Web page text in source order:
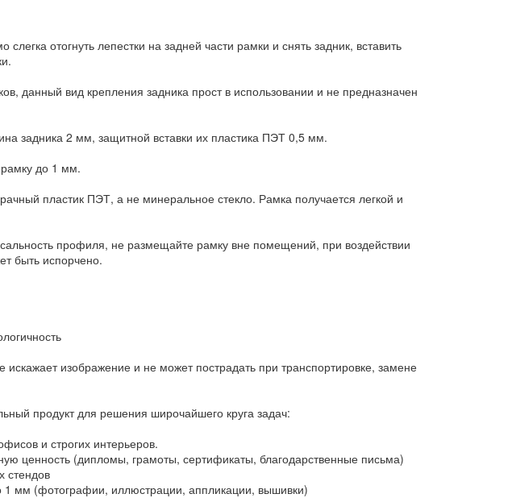
отогнуть лепестки на задней части рамки и снять задник, вставить
данный вид крепления задника прост в использовании и не предназначен
2 мм, защитной вставки их пластика ПЭТ 0,5 мм.
до 1 мм.
пластик ПЭТ, а не минеральное стекло. Рамка получается легкой и
профиля, не размещайте рамку вне помещений, при воздействии
быть испорчено.
изображение и не может пострадать при транспортировке, замене
продукт для решения широчайшего круга задач:
и строгих интерьеров.
(дипломы, грамоты, сертификаты, благодарственные письма)
мм (фотографии, иллюстрации, аппликации, вышивки)